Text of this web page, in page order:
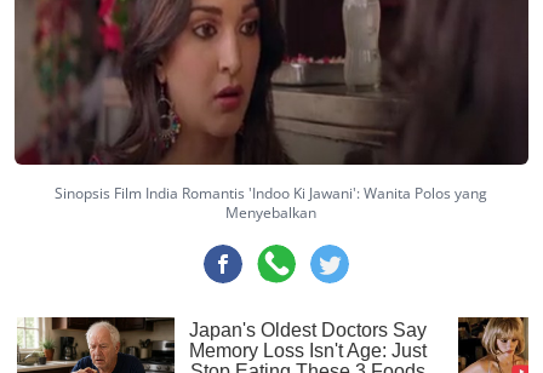
Sinopsis Film India Romantis 'Indoo Ki Jawani': Wanita Polos yang
Menyebalkan